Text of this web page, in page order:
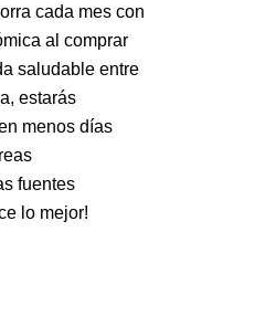
cada mes con
al comprar
saludable entre
estarás
menos días
fuentes
lo mejor!